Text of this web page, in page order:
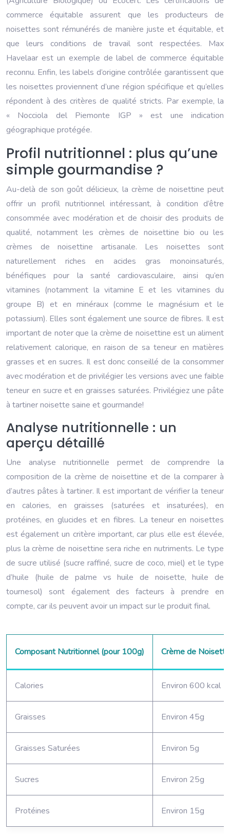
commerce équitable assurent que les producteurs de
noisettes sont rémunérés de manière juste et équitable, et
que leurs conditions de travail sont respectées. Max
Havelaar est un exemple de label de commerce équitable
reconnu. Enfin, les labels d’origine contrôlée garantissent que
les noisettes proviennent d’une région spécifique et qu’elles
répondent à des critères de qualité stricts. Par exemple, la
« Nocciola del Piemonte IGP » est une indication
géographique protégée.
Profil nutritionnel : plus qu’une
simple gourmandise ?
Au-delà de son goût délicieux, la crème de noisettine peut
offrir un profil nutritionnel intéressant, à condition d’être
consommée avec modération et de choisir des produits de
qualité, notamment les crèmes de noisettine bio ou les
crèmes de noisettine artisanale. Les noisettes sont
naturellement riches en acides gras monoinsaturés,
bénéfiques pour la santé cardiovasculaire, ainsi qu’en
vitamines (notamment la vitamine E et les vitamines du
groupe B) et en minéraux (comme le magnésium et le
potassium). Elles sont également une source de fibres. Il est
important de noter que la crème de noisettine est un aliment
relativement calorique, en raison de sa teneur en matières
grasses et en sucres. Il est donc conseillé de la consommer
avec modération et de privilégier les versions avec une faible
teneur en sucre et en graisses saturées. Privilégiez une pâte
à tartiner noisette saine et gourmande!
Analyse nutritionnelle : un
aperçu détaillé
Une analyse nutritionnelle permet de comprendre la
composition de la crème de noisettine et de la comparer à
d’autres pâtes à tartiner. Il est important de vérifier la teneur
en calories, en graisses (saturées et insaturées), en
protéines, en glucides et en fibres. La teneur en noisettes
est également un critère important, car plus elle est élevée,
plus la crème de noisettine sera riche en nutriments. Le type
de sucre utilisé (sucre raffiné, sucre de coco, miel) et le type
d’huile (huile de palme vs huile de noisette, huile de
tournesol) sont également des facteurs à prendre en
compte, car ils peuvent avoir un impact sur le produit final.
Composant Nutritionnel (pour 100g) Crème de
Calories Environ 600 kcal
Graisses Environ 45g
Graisses Saturées Environ 5g
Sucres Environ 25g
Protéines Environ 15g